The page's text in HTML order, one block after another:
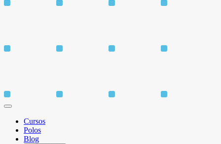
Cursos
Polos
Blog